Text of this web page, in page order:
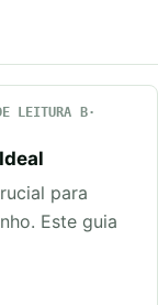
LEITURA
para
Este guia